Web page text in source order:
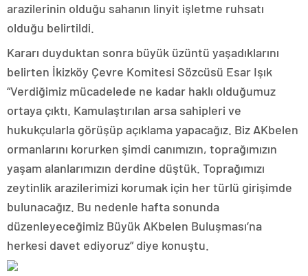
arazilerinin olduğu sahanın linyit işletme ruhsatı
olduğu belirtildi.
Kararı duyduktan sonra büyük üzüntü yaşadıklarını
belirten İkizköy Çevre Komitesi Sözcüsü Esar Işık
“Verdiğimiz mücadelede ne kadar haklı olduğumuz
ortaya çıktı. Kamulaştırılan arsa sahipleri ve
hukukçularla görüşüp açıklama yapacağız. Biz AKbelen
ormanlarını korurken şimdi canımızın, toprağımızın
yaşam alanlarımızın derdine düştük. Toprağımızı
zeytinlik arazilerimizi korumak için her türlü girişimde
bulunacağız. Bu nedenle hafta sonunda
düzenleyeceğimiz Büyük AKbelen Buluşması’na
herkesi davet ediyoruz” diye konuştu.